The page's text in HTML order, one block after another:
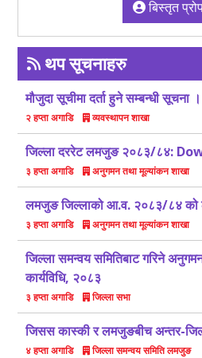
बिस्तृत
थप सूचनाहरु
मौजुदा सूचीमा दर्ता हुने सम्बन्धी सूचना ।
२ हप्ता अगाडि व्यवस्थापन शाखा
जिल्ला दररेट लमजुङ २०८३/८४:
३ हप्ता अगाडि अनुगमन तथा मूल्यांकन शाखा
लमजुङ जिल्लाको आ.व. २०८३/८४ को
३ हप्ता अगाडि अनुगमन तथा मूल्यांकन शाखा
जिल्ला समन्वय समितिबाट गरिने
कार्यविधि, २०८३
३ हप्ता अगाडि जिल्ला सभा
जिसस कास्की र लमजुङबीच अन्तर-
४ हप्ता अगाडि जिल्ला समन्वय समिति लमजुङ